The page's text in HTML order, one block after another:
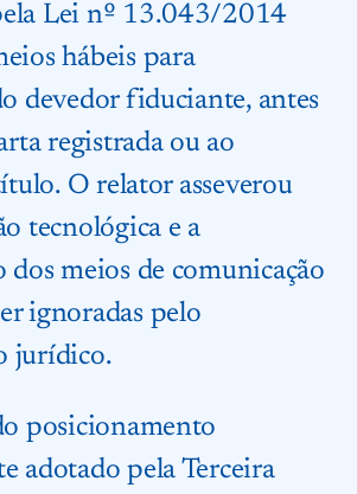
Lei nº 13.043/2014
hábeis para
devedor fiduciante, antes
registrada ou ao
O relator asseverou
tecnológica e a
meios de comunicação
ignoradas pelo
jurídico.
posicionamento
adotado pela Terceira